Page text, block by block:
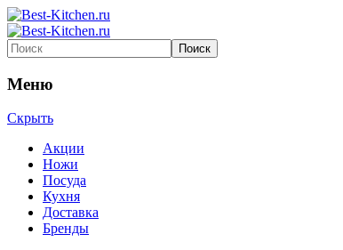
Меню
Скрыть
Акции
Ножи
Посуда
Кухня
Доставка
Бренды